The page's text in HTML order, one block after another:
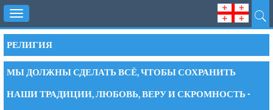
Toggle
navigation
РЕЛИГИЯ
МЫ ДОЛЖНЫ СДЕЛАТЬ ВСЁ, ЧТОБЫ СОХРАНИТЬ
НАШИ ТРАДИЦИИ, ЛЮБОВЬ, ВЕРУ И СКРОМНОСТЬ -